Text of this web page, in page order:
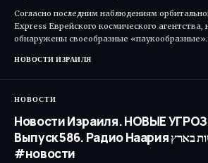
Согласно последним наблюдениям
Express Еврейского космического
обнаружены своеобразные
НОВОСТИ ИЗРАИЛЯ
НОВОСТИ
Новости Израиля. НОВЫЕ
Выпуск 586. Радио Наария חדשות בארץ #Израиль
#новости